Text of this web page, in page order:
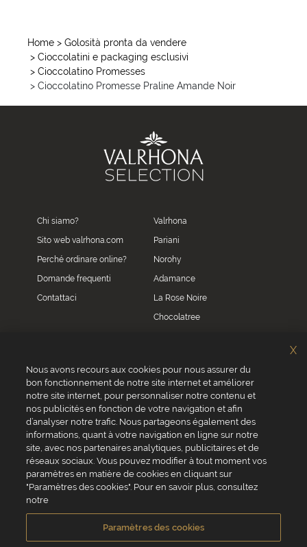
Home > Golosità pronta da vendere
> Cioccolatini e packaging esclusivi
> Cioccolatino Promesses
> Cioccolatino Promesse Praline Amande Noir
Chi siamo?
Sito web valrhona.com
Perché ordinare online?
Domande frequenti
Contattaci
Valrhona
Pariani
Norohy
Adamance
La Rose Noire
Chocolatree
Servizio clienti
0039 02 82 94 01 46
Da lunedì a venerdì dalle 8.30 alle 17.30
VALRHONA SAS - 12 Avenue PRESIDENT ROOSEVELT 26600 TAIN
Condizioni generali di vendita Informativa Cookies
Informativa sulla privacy Informazioni legali
Nous avons recours aux cookies pour nous assurer du
bon fonctionnement de notre site internet et améliorer
notre site internet, pour personnaliser notre contenu et
nos publicités en fonction de votre navigation et afin
d’analyser notre trafic. Nous partageons également des
informations, quant à votre navigation en ligne sur notre
site, avec nos partenaires analytiques, publicitaires et de
réseaux sociaux. Vous pouvez modifier à tout moment vos
paramètres en matière de cookies en cliquant sur
"Paramètres des cookies". Pour en savoir plus, consultez
notre
Paramètres des cookies
X